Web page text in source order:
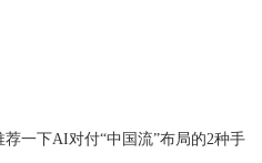
一下AI对付“中国流”布局的2种手